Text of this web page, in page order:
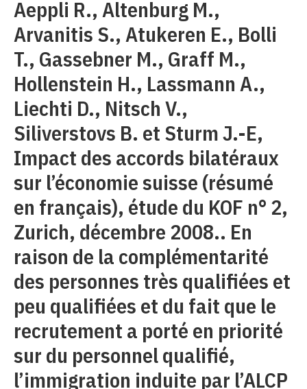
Aeppli R., Altenburg M.,
Arvanitis S., Atukeren E., Bolli
T., Gassebner M., Graff M.,
Hollenstein H., Lassmann A.,
Liechti D., Nitsch V.,
Siliverstovs B. et Sturm J.-E,
Impact des accords bilatéraux
sur l’économie suisse (résumé
en français), étude du KOF n° 2,
Zurich, décembre 2008.. En
raison de la complémentarité
des personnes très qualifiées et
peu qualifiées et du fait que le
recrutement a porté en priorité
sur du personnel qualifié,
l’immigration induite par l’ALCP